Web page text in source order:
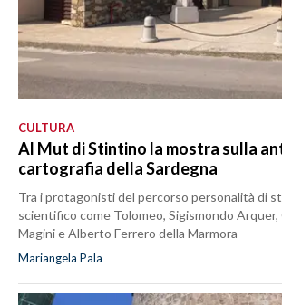
CULTURA
Al Mut di Stintino la mostra sulla
cartografia della Sardegna
Tra i protagonisti del percorso personalità di
scientifico come Tolomeo, Sigismondo
Magini e Alberto Ferrero della Marmora
Mariangela Pala